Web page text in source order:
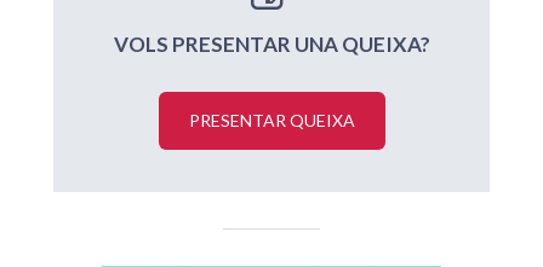
VOLS PRESENTAR UNA QUEIXA?
PRESENTAR QUEIXA